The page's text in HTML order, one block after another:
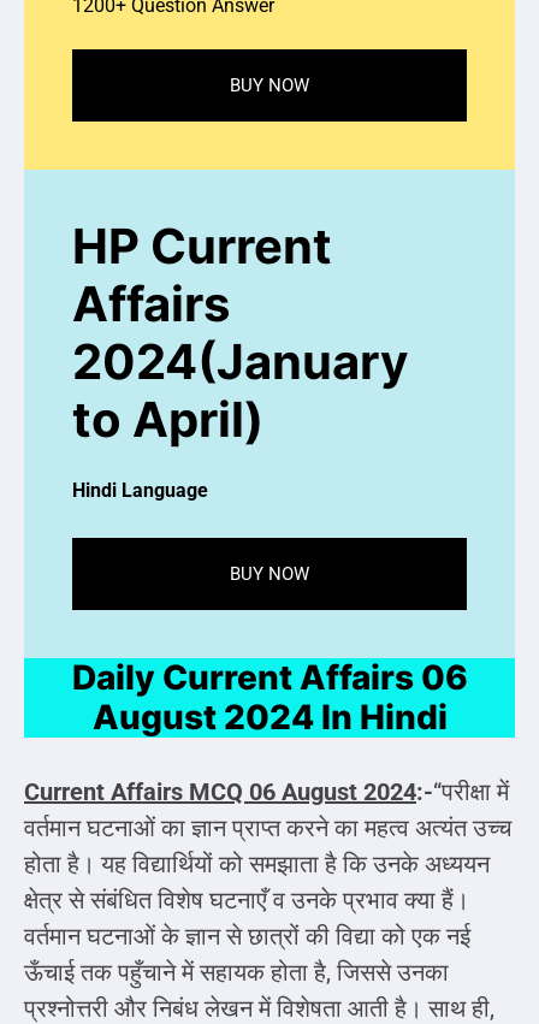
1200+ Question Answer
BUY NOW
HP Current
Affairs
2024(January
to April)
Hindi Language
BUY NOW
Daily Current Affairs 06
August 2024 In Hindi
Current Affairs MCQ 06 August 2024:-“परीक्षा में
वर्तमान घटनाओं का ज्ञान प्राप्त करने का महत्व अत्यंत उच्च
होता है। यह विद्यार्थियों को समझाता है कि उनके अध्ययन
क्षेत्र से संबंधित विशेष घटनाएँ व उनके प्रभाव क्या हैं।
वर्तमान घटनाओं के ज्ञान से छात्रों की विद्या को एक नई
ऊँचाई तक पहुँचाने में सहायक होता है, जिससे उनका
प्रश्नोत्तरी और निबंध लेखन में विशेषता आती है। साथ ही,